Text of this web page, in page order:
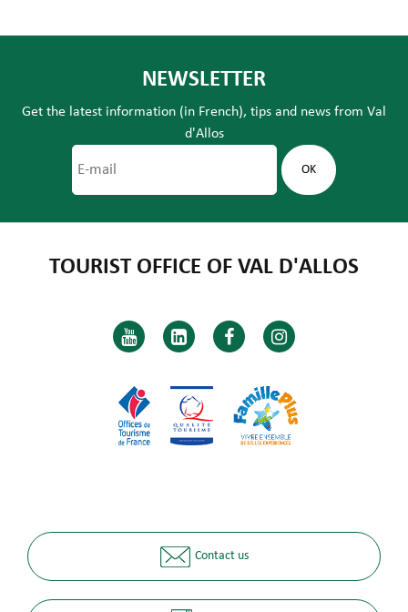
NEWSLETTER
Get the latest information (in French), tips and news from Val
d'Allos
TOURIST OFFICE OF VAL D'ALLOS
Contact us